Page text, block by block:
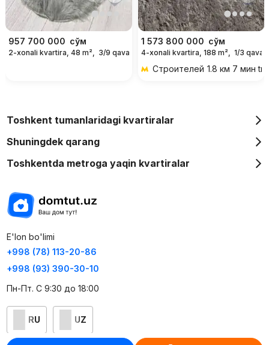
957 700 000 сўм
2-xonali kvartira, 48 m², 3/9 qavat
1 573 800 000 сўм
4-xonali kvartira, 188 m², 1/3 qavat
Строителей 1.8 км 7 мин
Toshkent tumanlaridagi kvartiralar
Shuningdek qarang
Toshkentda metroga yaqin kvartiralar
E'lon bo'limi
+998 (78) 113-20-86
+998 (93) 390-30-10
Пн-Пт. С 9:30 до 18:00
RU UZ